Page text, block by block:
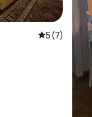
平均评分 5
5 (7)